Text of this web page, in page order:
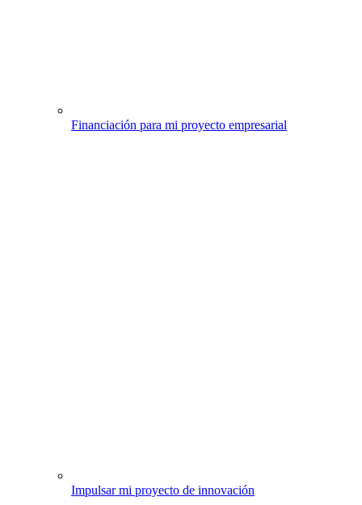
Financiación para mi proyecto empresarial
Impulsar mi proyecto de innovación